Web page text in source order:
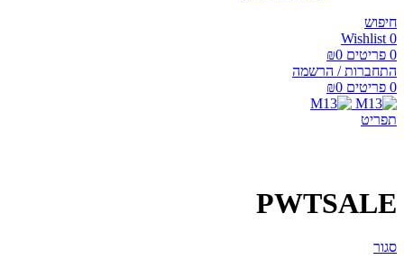
חיפוש
0
Wishlist
0 פריטים ₪0
התחברות / הרשמה
0 פריטים ₪0
תפריט
PWTSALE
סגור